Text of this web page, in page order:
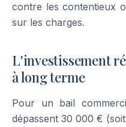
contre les contentieux
sur les charges.
L'investissement
à long terme
Pour un bail
dépassent 30 000 €